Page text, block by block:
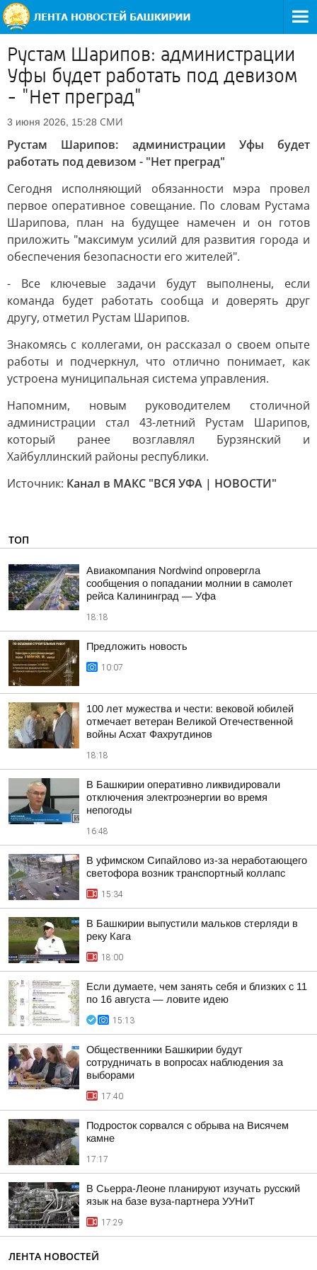
Рустам Шарипов: администрации
Уфы будет работать под девизом
- "Нет преград"
3 июня 2026, 15:28 СМИ
Рустам Шарипов: администрации Уфы будет
работать под девизом - "Нет преград"
Сегодня исполняющий обязанности мэра провел
первое оперативное совещание. По словам Рустама
Шарипова, план на будущее намечен и он готов
приложить "максимум усилий для развития города и
обеспечения безопасности его жителей".
- Все ключевые задачи будут выполнены, если
команда будет работать сообща и доверять друг
другу, отметил Рустам Шарипов.
Знакомясь с коллегами, он рассказал о своем опыте
работы и подчеркнул, что отлично понимает, как
устроена муниципальная система управления.
Напомним, новым руководителем столичной
администрации стал 43-летний Рустам Шарипов,
который ранее возглавлял Бурзянский и
Хайбуллинский районы республики.
Источник: Канал в МАКС "ВСЯ УФА | НОВОСТИ"
ТОП
Авиакомпания Nordwind опровергла
сообщения о попадании молнии в самолет
рейса Калининград — Уфа
18:18
Предложить новость
10:07
100 лет мужества и чести: вековой юбилей
отмечает ветеран Великой Отечественной
войны Асхат Фахрутдинов
18:18
В Башкирии оперативно ликвидировали
отключения электроэнергии во время
непогоды
16:48
В уфимском Сипайлово из-за неработающего
светофора возник транспортный коллапс
15:34
В Башкирии выпустили мальков стерляди в
реку Кага
18:00
Если думаете, чем занять себя и близких с 11
по 16 августа — ловите идею
15:13
Общественники Башкирии будут
сотрудничать в вопросах наблюдения за
выборами
17:40
Подросток сорвался с обрыва на Висячем
камне
17:17
В Сьерра-Леоне планируют изучать русский
язык на базе вуза-партнера УУНиТ
17:29
ЛЕНТА НОВОСТЕЙ